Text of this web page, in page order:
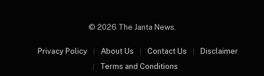
© 2026 The Janta News.
Privacy Policy About Us Contact Us
Disclaimer
Terms and Conditions